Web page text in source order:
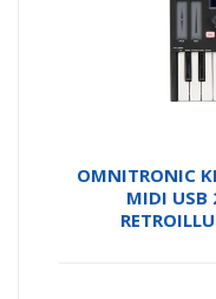
OMNITRONIC
MIDI USB